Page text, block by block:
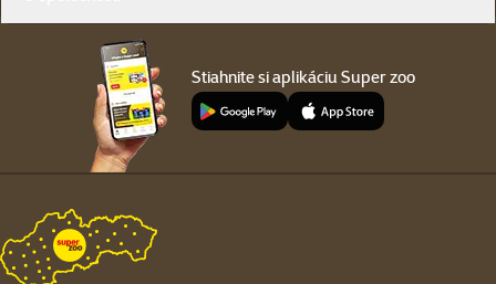
Stiahnite si aplikáciu Super zoo